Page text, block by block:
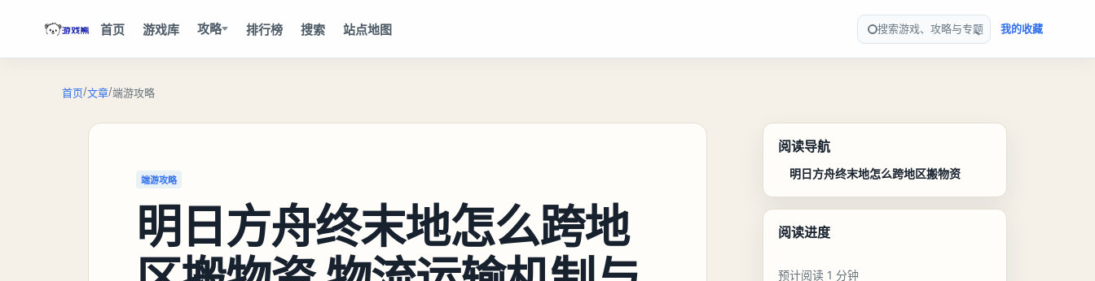
首页 游戏库 攻略 排行榜 搜索 站点地图 搜索游戏、攻略与专题 我的收藏
首页/文章/端游攻略
端游攻略
明日方舟终末地怎么跨地
阅读导航
明日方舟终末地怎么跨地区搬物资
阅读进度
预计阅读 1 分钟